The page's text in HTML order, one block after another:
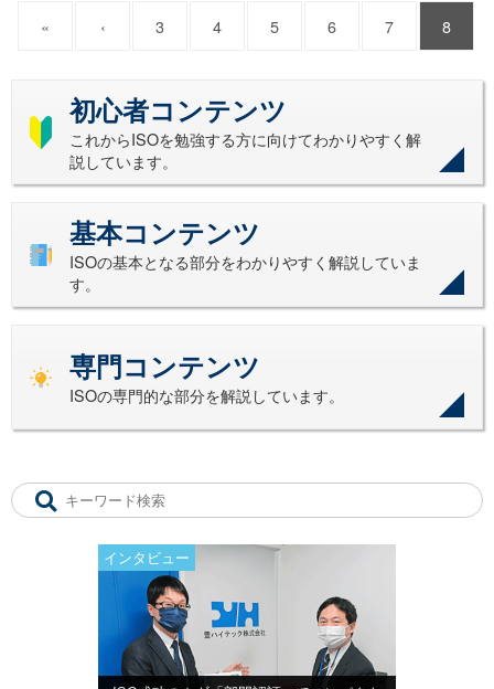
« ‹ 3 4 5 6 7 8
初心者コンテンツ
これからISOを勉強する方に向けてわかりやすく解
説しています。
基本コンテンツ
ISOの基本となる部分をわかりやすく解説していま
す。
専門コンテンツ
ISOの専門的な部分を解説しています。
インタビュー